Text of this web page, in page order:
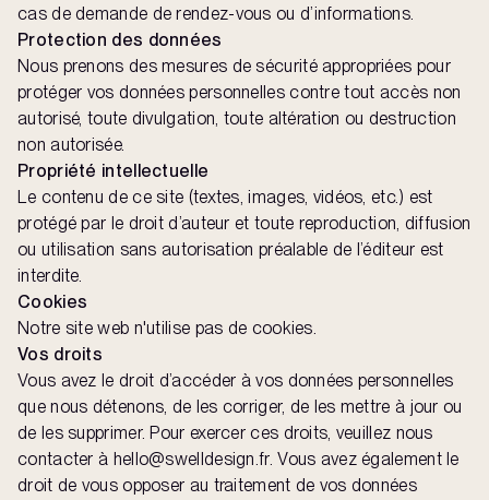
cas de demande de rendez-vous ou d’informations.
Protection des données
Nous prenons des mesures de sécurité appropriées pour
protéger vos données personnelles contre tout accès non
autorisé, toute divulgation, toute altération ou destruction
non autorisée.
Propriété intellectuelle
Le contenu de ce site (textes, images, vidéos, etc.) est
protégé par le droit d’auteur et toute reproduction, diffusion
ou utilisation sans autorisation préalable de l’éditeur est
interdite.
Cookies
Notre site web n'utilise pas de cookies.
Vos droits
Vous avez le droit d’accéder à vos données personnelles
que nous détenons, de les corriger, de les mettre à jour ou
de les supprimer. Pour exercer ces droits, veuillez nous
contacter à hello@swelldesign.fr. Vous avez également le
droit de vous opposer au traitement de vos données